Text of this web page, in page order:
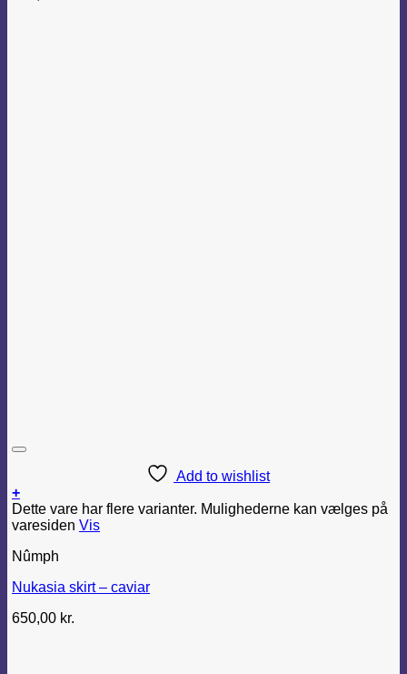
Add to wishlist
+
Dette vare har flere varianter. Mulighederne kan vælges på
varesiden Vis
Nûmph
Nukasia skirt – caviar
650,00 kr.